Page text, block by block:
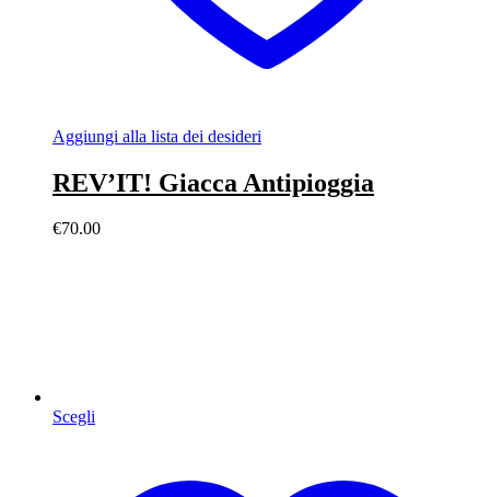
Aggiungi alla lista dei desideri
REV’IT! Giacca Antipioggia
€70.00
Scegli